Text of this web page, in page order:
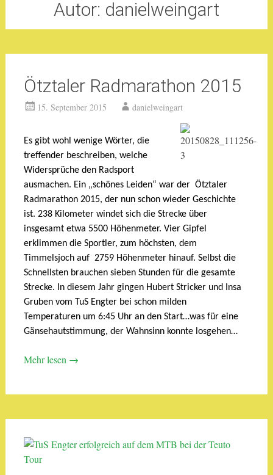
Autor: danielweingart
Ötztaler Radmarathon 2015
15. September 2015 danielweingart
Es gibt wohl wenige Wörter, die
treffender beschreiben, welche
Widersprüche den Radsport
ausmachen. Ein „schönes Leiden“ war der Ötztaler
Radmarathon 2015, der nun schon wieder Geschichte
ist. 238 Kilometer windet sich die Strecke über
insgesamt etwa 5500 Höhenmeter. Vier Gipfel
erklimmen die Sportler, zum höchsten, dem
Timmelsjoch auf 2759 Höhenmeter hinauf. Selbst die
Schnellsten brauchen sieben Stunden für die gesamte
Strecke. In diesem Jahr gingen Hubert Stricker und Insa
Gruben vom TuS Engter bei schon milden
Temperaturen um 6:45 Uhr an den Start…was für eine
Gänsehautstimmung, der Wahnsinn konnte losgehen…
Mehr lesen →